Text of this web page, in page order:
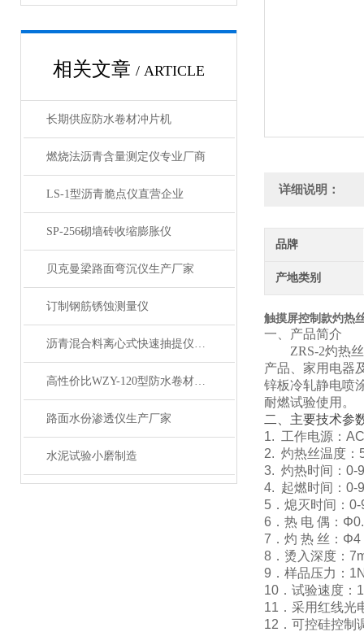
相关文章 / ARTICLE
长期供应防水卷材冲片机
燃烧法沥青含量测定仪专业厂商
LS-1型沥青脆点仪直营企业
SP-256砌墙砖收缩膨胀仪
贝克曼梁路面弯沉仪生产厂家
订制钢筋锈蚀测量仪
沥青混合料离心式快速抽提仪直营店
高性价比WZY-120型防水卷材弯折仪
路面水份渗透仪生产厂家
水泥试验小磨制造
详细说明：
品牌
产地类别
触摸屏控制款灼热
一、 产品简介
ZRS-2灼热
产品、家用电器
锌板冷轧静电喷
耐燃试验使用。
二、主要技术参
1. 工作电源：
2. 灼热丝温度
3. 灼热时间：0-
4. 起燃时间：0-
5．熄灭时间：
6．热 电 偶：
7．灼 热 丝：Φ4
8．烫入深度：
9．样品压力：
10．试验速度：
11．采用红线光
12．可控硅控制